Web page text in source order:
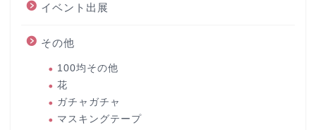
イベント出展
その他
100均その他
花
ガチャガチャ
マスキングテープ